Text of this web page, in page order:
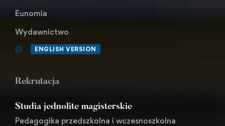
Eunomia
Wydawnictwo
ENGLISH VERSION
Rekrutacja
Studia jednolite magisterskie
Pedagogika przedszkolna i wczesnoszkolna